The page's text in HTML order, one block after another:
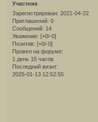
Участник
Зарегистрирован: 2021-04-22
Приглашений: 0
Сообщений: 14
Уважение: [+0/-0]
Позитив: [+0/-0]
Провел на форуме:
1 день 15 часов
Последний визит:
2025-01-13 12:52:55